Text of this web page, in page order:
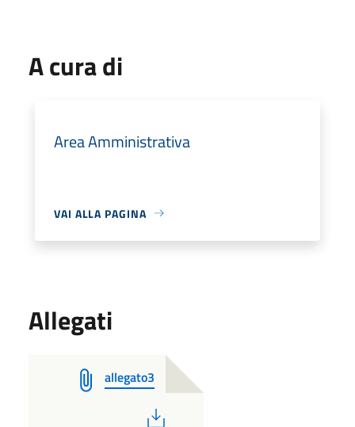
A cura di
Area Amministrativa
VAI ALLA PAGINA
Allegati
allegato3